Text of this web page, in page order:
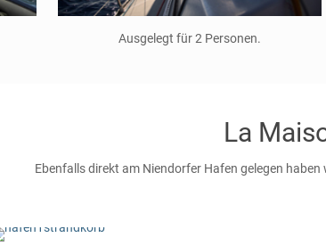
Ausgelegt für 2 Personen.
La
Ebenfalls direkt am Niendorfer Hafen gelegen
HAF 1